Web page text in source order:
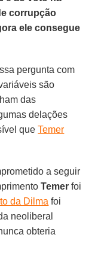
corrupção
ele consegue
pergunta com
são
das
delações
queTemer
a seguir
Temer foi
da Dilma foi
neoliberal
obteria